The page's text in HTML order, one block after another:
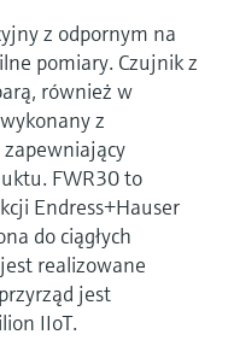
z odpornym na
pomiary. Czujnik z
również w
z
FWR30 to
Endress+Hauser
do ciągłych
realizowane
jest
IIoT.